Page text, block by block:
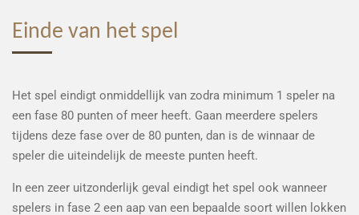
Einde van het spel
Het spel eindigt onmiddellijk van zodra minimum 1 speler na
een fase 80 punten of meer heeft. Gaan meerdere spelers
tijdens deze fase over de 80 punten, dan is de winnaar de
speler die uiteindelijk de meeste punten heeft.
In een zeer uitzonderlijk geval eindigt het spel ook wanneer
spelers in fase 2 een aap van een bepaalde soort willen lokken